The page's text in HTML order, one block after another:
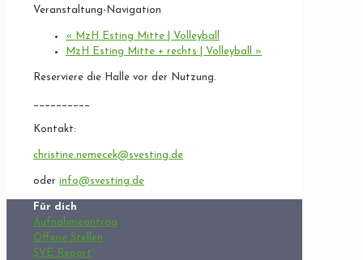
Veranstaltung-Navigation
« MzH Esting Mitte | Volleyball
MzH Esting Mitte + rechts | Volleyball »
Reserviere die Halle vor der Nutzung.
__________
Kontakt:
christine.nemecek@svesting.de
oder info@svesting.de
Für dich
Aufnahmeantrag
Offene Stellen
SVE Report